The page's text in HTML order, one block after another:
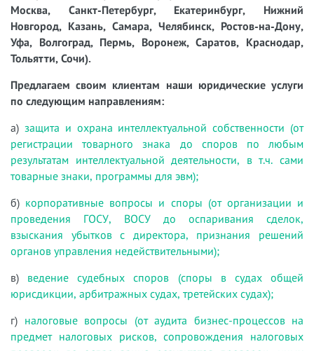
Москва, Санкт-Петербург, Екатеринбург, Нижний
Новгород, Казань, Самара, Челябинск, Ростов-на-Дону,
Уфа, Волгоград, Пермь, Воронеж, Саратов, Краснодар,
Тольятти, Сочи).
Предлагаем своим клиентам наши юридические услуги
по следующим направлениям:
а) защита и охрана интеллектуальной собственности (от
регистрации товарного знака до споров по любым
результатам интеллектуальной деятельности, в т.ч. сами
товарные знаки, программы для эвм);
б) корпоративные вопросы и споры (от организации и
проведения ГОСУ, ВОСУ до оспаривания сделок,
взыскания убытков с директора, признания решений
органов управления недействительными);
в) ведение судебных споров (споры в судах общей
юрисдикции, арбитражных судах, третейских судах);
г) налоговые вопросы (от аудита бизнес-процессов на
предмет налоговых рисков, сопровождения налоговых